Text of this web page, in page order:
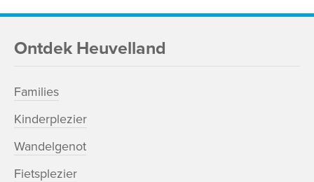
Ontdek Heuvelland
Families
Kinderplezier
Wandelgenot
Fietsplezier